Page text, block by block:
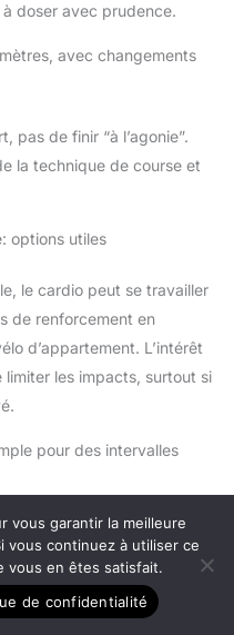
doser avec prudence.
avec changements
pas de finir “à l’agonie”.
la technique de course et
options utiles
le cardio peut se travailler
de renforcement en
d’appartement. L’intérêt
les impacts, surtout si
pour des intervalles
vous garantir la meilleure
vous continuez à utiliser ce
vous en êtes satisfait.
de confidentialité